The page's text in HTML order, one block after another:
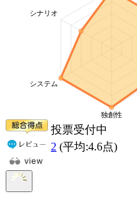
投票受付中
2 (平均:4.6点)